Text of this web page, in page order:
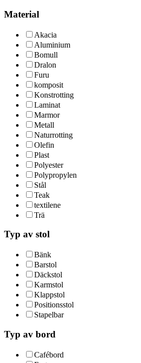
Material
Akacia
Aluminium
Bomull
Dralon
Furu
komposit
Konstrotting
Laminat
Marmor
Metall
Naturrotting
Olefin
Plast
Polyester
Polypropylen
Stål
Teak
textilene
Trä
Typ av stol
Bänk
Barstol
Däckstol
Karmstol
Klappstol
Positionsstol
Stapelbar
Typ av bord
Cafébord